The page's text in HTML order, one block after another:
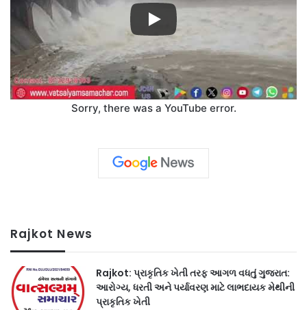
Sorry, there was a YouTube error.
Rajkot News
Rajkot: પ્રાકૃતિક ખેતી તરફ આગળ વધતું ગુજરાત:
આરોગ્ય, ધરતી અને પર્યાવરણ માટે લાભદાયક મેથીની
પ્રાકૃતિક ખેતી